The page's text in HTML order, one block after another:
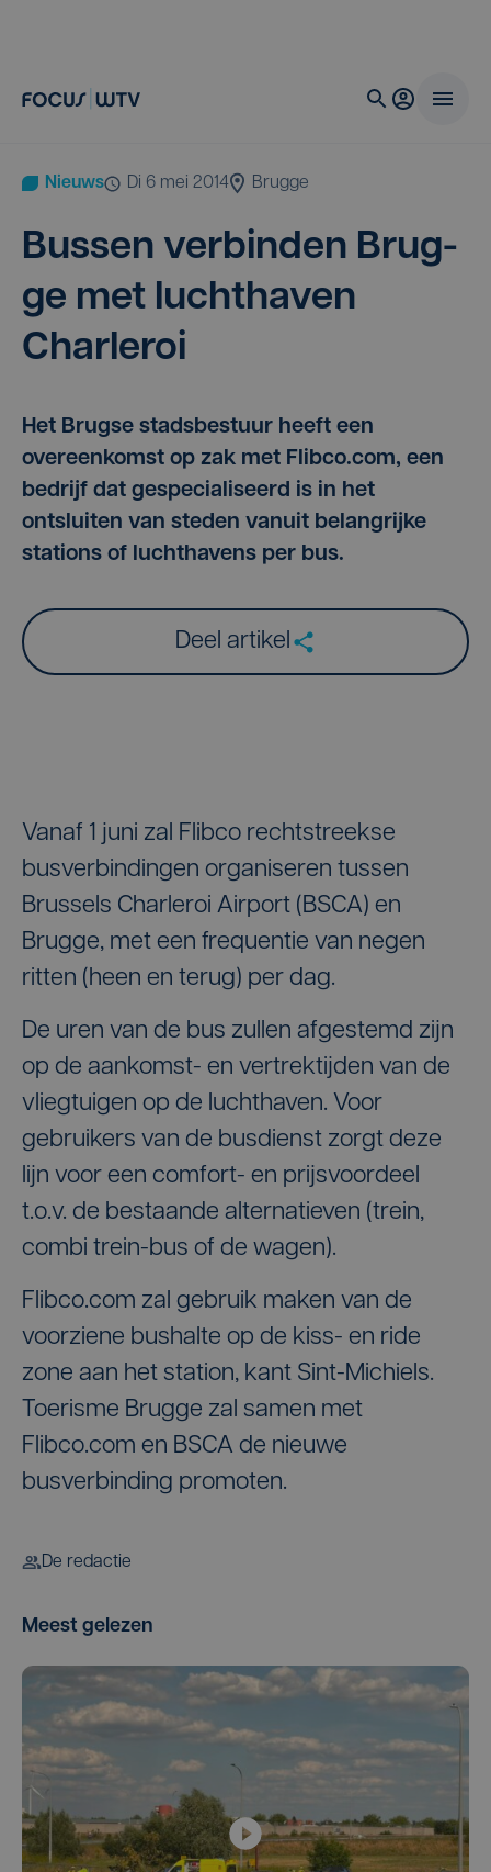
Nieuws di 6 mei 2014 Brugge
Bus­sen ver­bin­den Brug­
ge met lucht­ha­ven
Charleroi
Het Brugse stadsbestuur heeft een
overeenkomst op zak met Flibco.com, een
bedrijf dat gespecialiseerd is in het
ontsluiten van steden vanuit belangrijke
stations of luchthavens per bus.
Deel artikel
Vanaf 1 juni zal Flibco rechtstreekse
busverbindingen organiseren tussen
Brussels Charleroi Airport (BSCA) en
Brugge, met een frequentie van negen
ritten (heen en terug) per dag.
De uren van de bus zullen afgestemd zijn
op de aankomst- en vertrektijden van de
vliegtuigen op de luchthaven. Voor
gebruikers van de busdienst zorgt deze
lijn voor een comfort- en prijsvoordeel
t.o.v. de bestaande alternatieven (trein,
combi trein-bus of de wagen).
Flibco.com zal gebruik maken van de
voorziene bushalte op de kiss- en ride
zone aan het station, kant Sint-Michiels.
Toerisme Brugge zal samen met
Flibco.com en BSCA de nieuwe
busverbinding promoten.
De redactie
Meest gelezen